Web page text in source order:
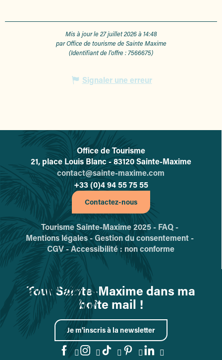
Mis à jour le 27 juillet 2026 à 14:48
par Office de tourisme de Sainte Maxime
(Identifiant de l'offre :7566675)
Signaler une erreur
L'office de tourisme de Sainte-
Office de Tourisme
21, place Louis Blanc - 83120 Sainte-Maxime
contact@sainte-maxime.com
+33 (0)4 94 55 75 55
Contactez-nous
Tourisme Sainte-Maxime 2025 - FAQ -
Mentions légales -Gestion du consentement -
CGV -Accessibilité : non conforme
Tout Sainte-Maxime dans ma
boîte mail !
Je m'inscris à la newsletter